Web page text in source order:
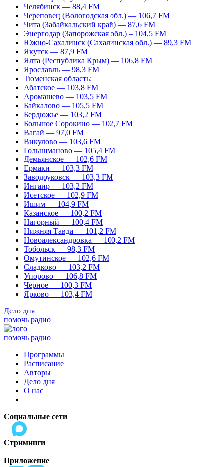
Челябинск — 88,4 FM
Череповец (Вологодская обл.) — 106,7 FM
Чита (Забайкальский край) — 87,6 FM
Энергодар (Запорожская обл.) – 104,5 FM
Южно-Сахалинск (Сахалинская обл.) — 89,3 FM
Якутск — 87,9 FM
Ялта (Республика Крым) — 106,8 FM
Ярославль — 98,3 FM
Тюменская область:
Абатское — 103,8 FM
Аромашево — 103,5 FM
Байкалово — 105,5 FM
Бердюжье — 103,2 FM
Большое Сорокино — 102,7 FM
Вагай — 97,0 FM
Викулово — 103,6 FM
Голышманово — 105,4 FM
Демьянское — 102,6 FM
Ермаки — 103,3 FM
Заводоуковск — 103,3 FM
Ингаир — 103,2 FM
Исетское — 102,9 FM
Ишим — 104,9 FM
Казанское — 100,2 FM
Нагорный — 100,4 FM
Нижняя Тавда — 101,2 FM
Новоалександровка — 100,2 FM
Тобольск — 98,3 FM
Омутинское — 102,6 FM
Сладково — 103,2 FM
Упорово — 106,8 FM
Черное — 100,3 FM
Ярково — 103,4 FM
Дело дня
помочь радио
помочь радио
Программы
Расписание
Авторы
Дело дня
О нас
Социальные сети
Стриминги
Приложение